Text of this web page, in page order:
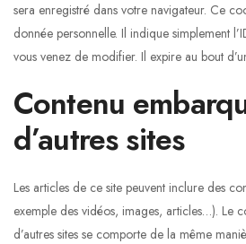
sera enregistré dans votre navigateur. Ce
donnée personnelle. Il indique simplement
vous venez de modifier. Il expire au bout
Contenu
d’autres sites
Les articles de ce site peuvent inclure des
exemple des vidéos, images, articles…). Le
d’autres sites se comporte de la même